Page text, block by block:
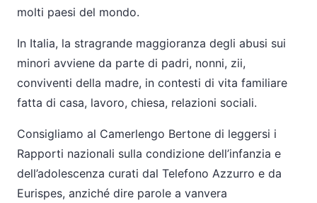
molti paesi del mondo.
In Italia, la stragrande maggioranza degli abusi sui
minori avviene da parte di padri, nonni, zii,
conviventi della madre, in contesti di vita familiare
fatta di casa, lavoro, chiesa, relazioni sociali.
Consigliamo al Camerlengo Bertone di leggersi i
Rapporti nazionali sulla condizione dell’infanzia e
dell’adolescenza curati dal Telefono Azzurro e da
Eurispes, anziché dire parole a vanvera